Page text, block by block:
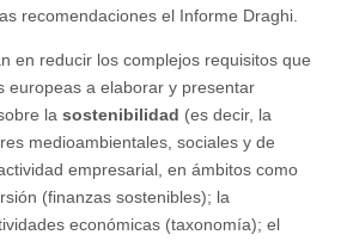
recomendaciones el Informe Draghi.
en reducir los complejos requisitos que
europeas a elaborar y presentar
la sostenibilidad (es decir, la
medioambientales, sociales y de
empresarial, en ámbitos como
(finanzas sostenibles); la
económicas (taxonomía); el